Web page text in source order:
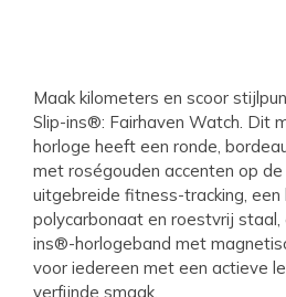
Maak kilometers en scoor
Slip-ins®: Fairhaven Watch. Dit
horloge heeft een ronde,
met roségouden accenten op de
uitgebreide fitness-tracking, een
polycarbonaat en roestvrij staal,
ins®-horlogeband met
voor iedereen met een actieve
verfijnde smaak.